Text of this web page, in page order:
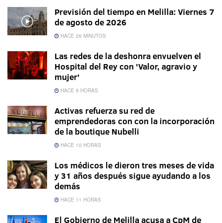
Previsión del tiempo en Melilla: Viernes 7
de agosto de 2026
HACE 26 MINUTOS
Las redes de la deshonra envuelven el
Hospital del Rey con 'Valor, agravio y
mujer'
HACE 9 HORAS
Activas refuerza su red de
emprendedoras con con la incorporación
de la boutique Nubelli
HACE 10 HORAS
Los médicos le dieron tres meses de vida
y 31 años después sigue ayudando a los
demás
HACE 11 HORAS
El Gobierno de Melilla acusa a CpM de